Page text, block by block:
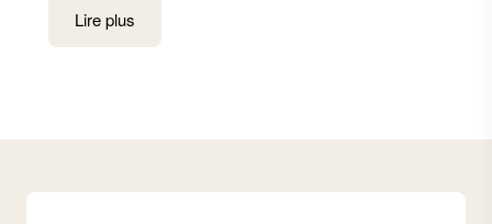
Lire plus